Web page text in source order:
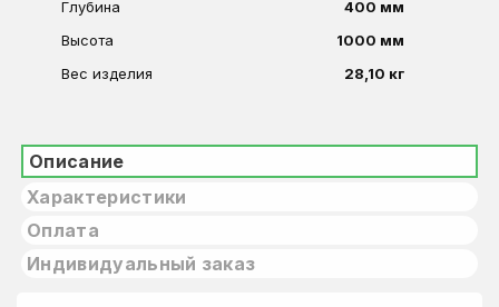
Глубина
400 мм
Высота
1000 мм
Вес изделия
28,10 кг
Описание
Характеристики
Оплата
Индивидуальный заказ